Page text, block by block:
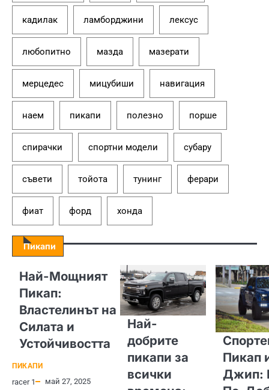
кадилак ламборджини лексус
любопитно мазда мазерати
мерцедес мицубиши навигация
наем пикапи полезно порше
спирачки спортни модели субару
съвети тойота тунинг ферари
фиат форд хонда
Пикапи
Най-Мощният
Пикап:
Властелинът на
Силата и
Устойчивостта
ПИКАПИ
racer 1 май 27, 2025
Най-
добрите
пикапи за
всички
Пикап
Джип: